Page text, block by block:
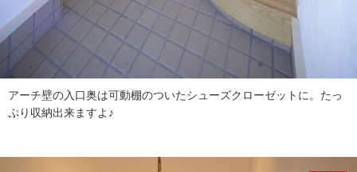
アーチ壁の入口奥は可動棚のついたシューズクローゼットに。たっ
ぷり収納出来ますよ♪